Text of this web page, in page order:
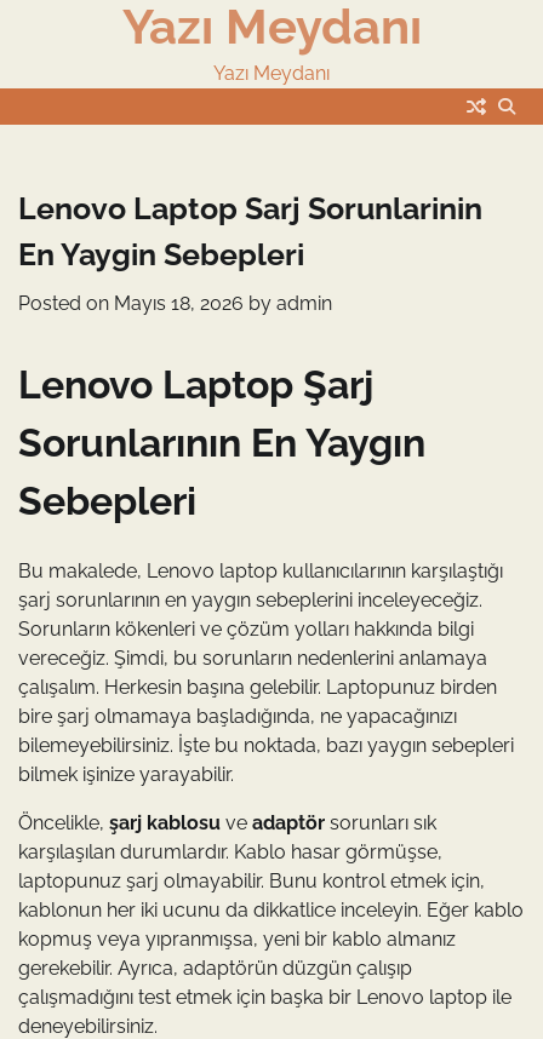
Yazı Meydanı
Yazı Meydanı
Lenovo Laptop Sarj Sorunlarinin
En Yaygin Sebepleri
Posted on Mayıs 18, 2026 by admin
Lenovo Laptop Şarj
Sorunlarının En Yaygın
Sebepleri
Bu makalede, Lenovo laptop kullanıcılarının karşılaştığı
şarj sorunlarının en yaygın sebeplerini inceleyeceğiz.
Sorunların kökenleri ve çözüm yolları hakkında bilgi
vereceğiz. Şimdi, bu sorunların nedenlerini anlamaya
çalışalım. Herkesin başına gelebilir. Laptopunuz birden
bire şarj olmamaya başladığında, ne yapacağınızı
bilemeyebilirsiniz. İşte bu noktada, bazı yaygın sebepleri
bilmek işinize yarayabilir.
Öncelikle, şarj kablosu ve adaptör sorunları sık
karşılaşılan durumlardır. Kablo hasar görmüşse,
laptopunuz şarj olmayabilir. Bunu kontrol etmek için,
kablonun her iki ucunu da dikkatlice inceleyin. Eğer kablo
kopmuş veya yıpranmışsa, yeni bir kablo almanız
gerekebilir. Ayrıca, adaptörün düzgün çalışıp
çalışmadığını test etmek için başka bir Lenovo laptop ile
deneyebilirsiniz.